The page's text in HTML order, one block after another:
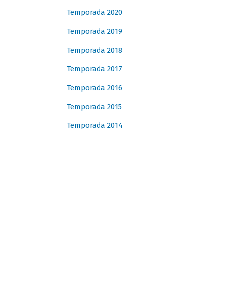
Temporada 2020
Temporada 2019
Temporada 2018
Temporada 2017
Temporada 2016
Temporada 2015
Temporada 2014